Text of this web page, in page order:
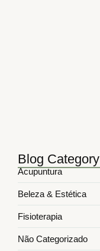
Blog Category
Acupuntura
Beleza & Estética
Fisioterapia
Não Categorizado